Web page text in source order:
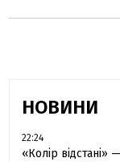
НОВИНИ
22:24
«Колір